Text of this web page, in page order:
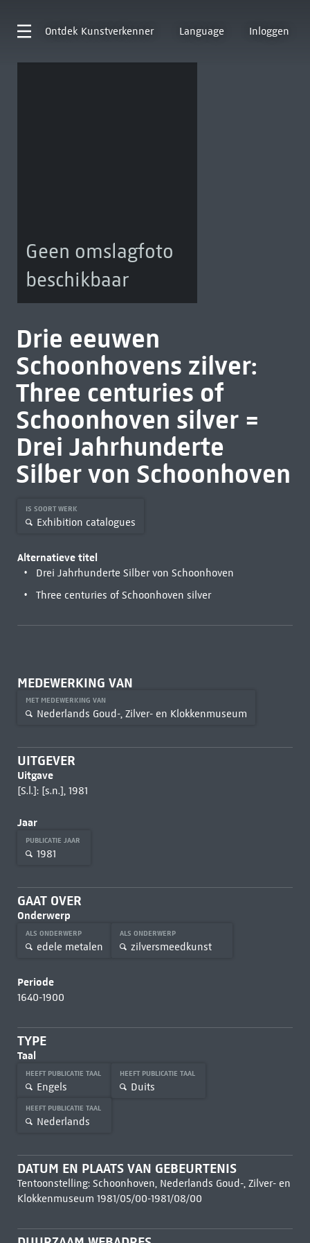
Ontdek Kunstverkenner Language Inloggen
Geen omslagfoto
beschikbaar
Drie eeuwen
Schoonhovens zilver:
Three centuries of
Schoonhoven silver =
Drei Jahrhunderte
Silber von Schoonhoven
IS SOORT WERK
Exhibition catalogues
Alternatieve titel
Drei Jahrhunderte Silber von Schoonhoven
Three centuries of Schoonhoven silver
MEDEWERKING VAN
MET MEDEWERKING VAN
Nederlands Goud-, Zilver- en Klokkenmuseum
UITGEVER
Uitgave
[S.l.]: [s.n.], 1981
Jaar
PUBLICATIE JAAR
1981
GAAT OVER
Onderwerp
ALS ONDERWERP
edele metalen
ALS ONDERWERP
zilversmeedkunst
Periode
1640-1900
TYPE
Taal
HEEFT PUBLICATIE TAAL
Engels
HEEFT PUBLICATIE TAAL
Duits
HEEFT PUBLICATIE TAAL
Nederlands
DATUM EN PLAATS VAN GEBEURTENIS
Tentoonstelling: Schoonhoven, Nederlands Goud-, Zilver- en
Klokkenmuseum 1981/05/00-1981/08/00